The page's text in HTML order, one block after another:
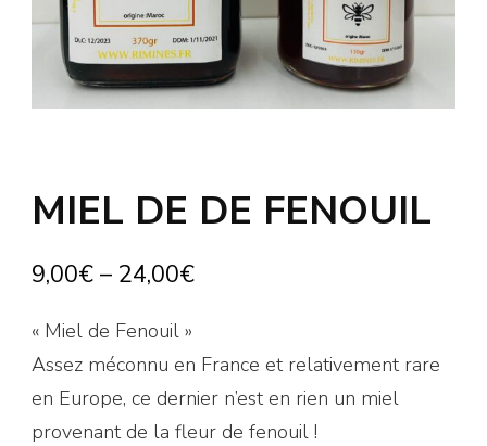
MIEL DE DE FENOUIL
9,00€ – 24,00€
« Miel de Fenouil »
Assez méconnu en France et relativement rare
en Europe, ce dernier n’est en rien un miel
provenant de la fleur de fenouil !